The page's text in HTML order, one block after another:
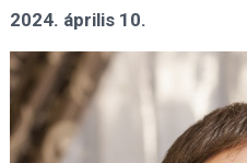
2024. április 10.